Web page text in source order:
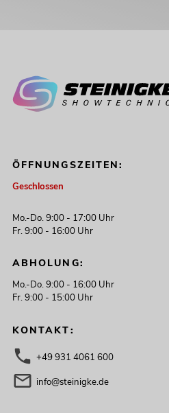
ÖFFNUNGSZEITEN:
Geschlossen
Mo.-Do. 9:00 - 17:00 Uhr
Fr. 9:00 - 16:00 Uhr
ABHOLUNG:
Mo.-Do. 9:00 - 16:00 Uhr
Fr. 9:00 - 15:00 Uhr
KONTAKT:
+49 931 4061 600
info@steinigke.de